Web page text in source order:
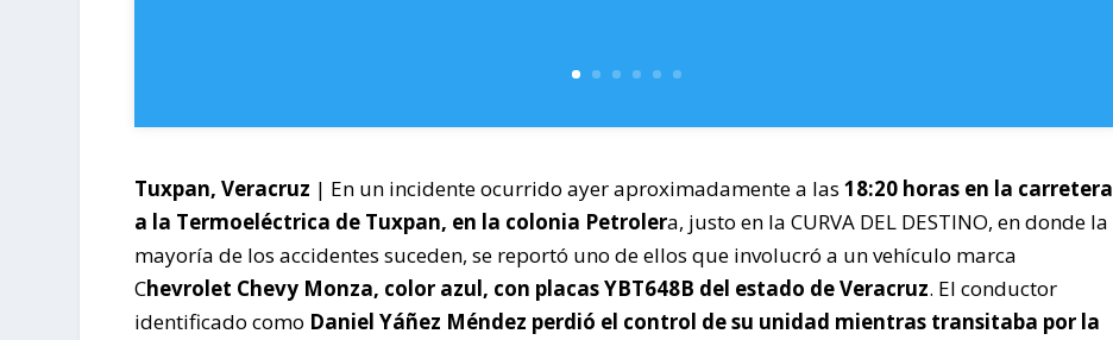
Tuxpan, Veracruz | En un incidente ocurrido ayer aproximadamente a las18:20 horas en la carretera
a la Termoeléctrica de Tuxpan, en la colonia Petrolera, justo en la CURVA DEL DESTINO, en donde la
mayoría de los accidentes suceden, se reportó uno de ellos que involucró a un vehículo marca
Chevrolet Chevy Monza, color azul, con placas YBT648B del estado de Veracruz. El conductor
identificado como Daniel Yáñez Méndez perdió el control de su unidad mientras transitaba por la